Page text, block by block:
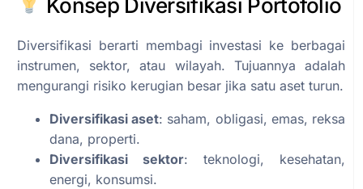
Diversifikasi berarti membagi investasi ke berbagai
instrumen, sektor, atau wilayah. Tujuannya adalah
mengurangi risiko kerugian besar jika satu aset turun.
Diversifikasi aset: saham, obligasi, emas, reksa
dana, properti.
Diversifikasi sektor: teknologi, kesehatan,
energi, konsumsi.